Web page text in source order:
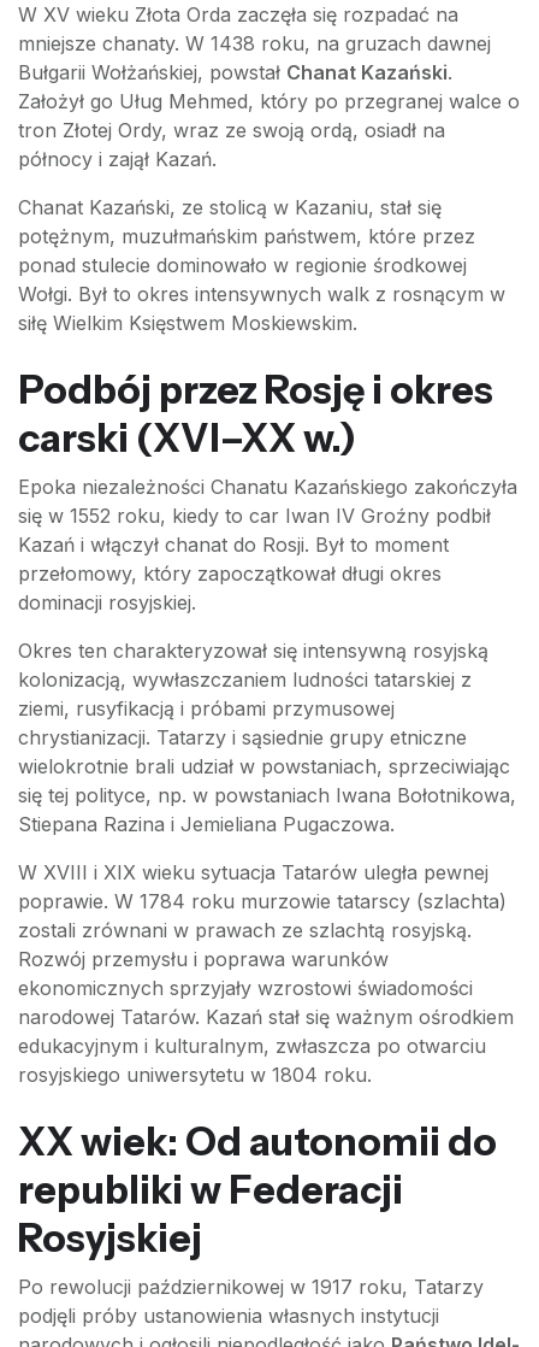
W XV wieku Złota Orda zaczęła się rozpadać na
mniejsze chanaty. W 1438 roku, na gruzach dawnej
Bułgarii Wołżańskiej, powstał Chanat Kazański.
Założył go Uług Mehmed, który po przegranej walce o
tron Złotej Ordy, wraz ze swoją ordą, osiadł na
północy i zajął Kazań.
Chanat Kazański, ze stolicą w Kazaniu, stał się
potężnym, muzułmańskim państwem, które przez
ponad stulecie dominowało w regionie środkowej
Wołgi. Był to okres intensywnych walk z rosnącym w
siłę Wielkim Księstwem Moskiewskim.
Podbój przez Rosję i okres
carski (XVI–XX w.)
Epoka niezależności Chanatu Kazańskiego zakończyła
się w 1552 roku, kiedy to car Iwan IV Groźny podbił
Kazań i włączył chanat do Rosji. Był to moment
przełomowy, który zapoczątkował długi okres
dominacji rosyjskiej.
Okres ten charakteryzował się intensywną rosyjską
kolonizacją, wywłaszczaniem ludności tatarskiej z
ziemi, rusyfikacją i próbami przymusowej
chrystianizacji. Tatarzy i sąsiednie grupy etniczne
wielokrotnie brali udział w powstaniach, sprzeciwiając
się tej polityce, np. w powstaniach Iwana Bołotnikowa,
Stiepana Razina i Jemieliana Pugaczowa.
W XVIII i XIX wieku sytuacja Tatarów uległa pewnej
poprawie. W 1784 roku murzowie tatarscy (szlachta)
zostali zrównani w prawach ze szlachtą rosyjską.
Rozwój przemysłu i poprawa warunków
ekonomicznych sprzyjały wzrostowi świadomości
narodowej Tatarów. Kazań stał się ważnym ośrodkiem
edukacyjnym i kulturalnym, zwłaszcza po otwarciu
rosyjskiego uniwersytetu w 1804 roku.
XX wiek: Od autonomii do
republiki w Federacji
Rosyjskiej
Po rewolucji październikowej w 1917 roku, Tatarzy
podjęli próby ustanowienia własnych instytucji